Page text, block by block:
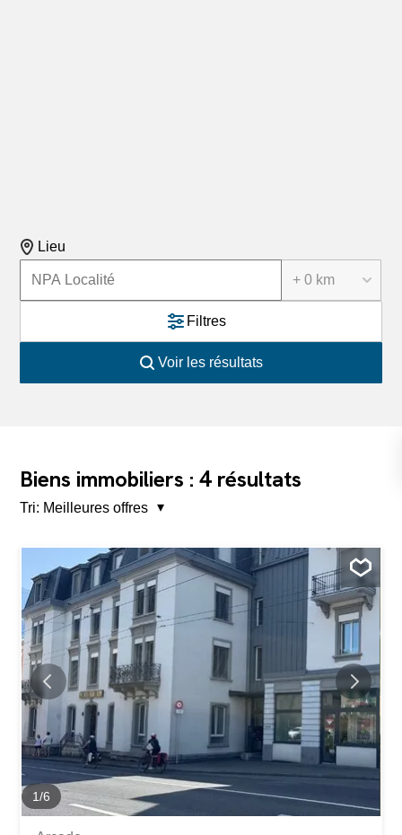
Lieu
+ 0 km
Filtres
Voir les résultats
Biens immobiliers :4 résultats
Tri: Meilleures offres
1/6